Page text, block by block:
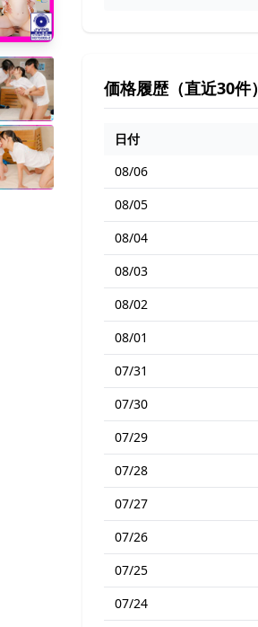
価格履歴（直近30件）
日付
08/06
08/05
08/04
08/03
08/02
08/01
07/31
07/30
07/29
07/28
07/27
07/26
07/25
07/24